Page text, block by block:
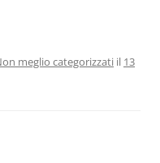
meglio categorizzati il 13